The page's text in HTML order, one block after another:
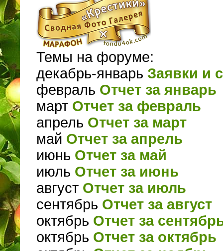
Темы на форуме:
декабрь-январь Заявки и
февраль Отчет за январь
март Отчет за февраль
апрель Отчет за март
май Отчет за апрель
июнь Отчет за май
июль Отчет за июнь
август Отчет за июль
сентябрь Отчет за август
октябрь Отчет за
октябрь Отчет за октябрь